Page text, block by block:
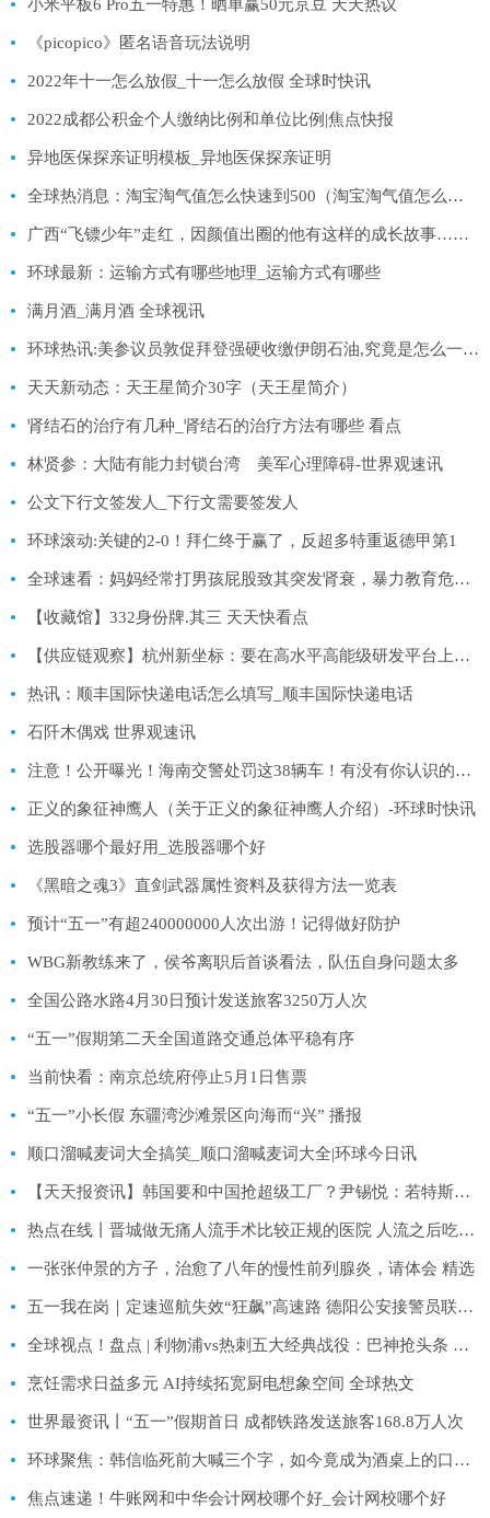
小米平板6 Pro五一特惠！晒单赢50元京豆 天天热议
《picopico》匿名语音玩法说明
2022年十一怎么放假_十一怎么放假 全球时快讯
2022成都公积金个人缴纳比例和单位比例|焦点快报
异地医保探亲证明模板_异地医保探亲证明
全球热消息：淘宝淘气值怎么快速到500（淘宝淘气值怎么提升快）
广西“飞镖少年”走红，因颜值出圈的他有这样的成长故事……
环球最新：运输方式有哪些地理_运输方式有哪些
满月酒_满月酒 全球视讯
环球热讯:美参议员敦促拜登强硬收缴伊朗石油,究竟是怎么一回事?
天天新动态：天王星简介30字（天王星简介）
肾结石的治疗有几种_肾结石的治疗方法有哪些 看点
林贤参：大陆有能力封锁台湾 美军心理障碍-世界观速讯
公文下行文签发人_下行文需要签发人
环球滚动:关键的2-0！拜仁终于赢了，反超多特重返德甲第1
全球速看：妈妈经常打男孩屁股致其突发肾衰，暴力教育危害大！
【收藏馆】332身份牌.其三 天天快看点
【供应链观察】杭州新坐标：要在高水平高能级研发平台上推进战略布局_全球看热讯
热讯：顺丰国际快递电话怎么填写_顺丰国际快递电话
石阡木偶戏 世界观速讯
注意！公开曝光！海南交警处罚这38辆车！有没有你认识的？丨海上夜闻·视听汇 全球热点评
正义的象征神鹰人（关于正义的象征神鹰人介绍）-环球时快讯
选股器哪个最好用_选股器哪个好
《黑暗之魂3》直剑武器属性资料及获得方法一览表
预计“五一”有超240000000人次出游！记得做好防护
WBG新教练来了，侯爷离职后首谈看法，队伍自身问题太多
全国公路水路4月30日预计发送旅客3250万人次
“五一”假期第二天全国道路交通总体平稳有序
当前快看：南京总统府停止5月1日售票
“五一”小长假 东疆湾沙滩景区向海而“兴” 播报
顺口溜喊麦词大全搞笑_顺口溜喊麦词大全|环球今日讯
【天天报资讯】韩国要和中国抢超级工厂？尹锡悦：若特斯拉决定对韩投资 韩方将提供积极支持
热点在线丨晋城做无痛人流手术比较正规的医院 人流之后吃什么水果
一张张仲景的方子，治愈了八年的慢性前列腺炎，请体会 精选
五一我在岗｜定速巡航失效“狂飙”高速路 德阳公安接警员联动“电话救援”
全球视点！盘点 | 利物浦vs热刺五大经典战役：巴神抢头条 阿德巴约首秀惊艳
烹饪需求日益多元 AI持续拓宽厨电想象空间 全球热文
世界最资讯丨“五一”假期首日 成都铁路发送旅客168.8万人次
环球聚焦：韩信临死前大喊三个字，如今竟成为酒桌上的口头禅，您平常说吗
焦点速递！牛账网和中华会计网校哪个好_会计网校哪个好